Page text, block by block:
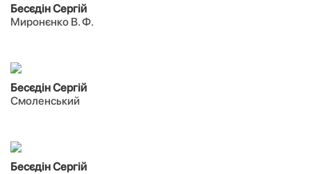
Бесєдін Сергій
Миронєнко В. Ф.
Бесєдін Сергій
Смоленський
Бесєдін Сергій